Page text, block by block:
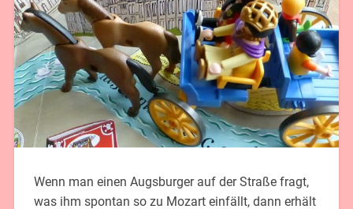
Wenn man einen Augsburger auf der Straße fragt,
was ihm spontan so zu Mozart einfällt, dann erhält